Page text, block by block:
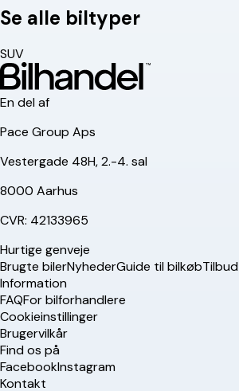
Se alle biltyper
SUV
En del af
Pace Group Aps
Vestergade 48H, 2.-4. sal
8000 Aarhus
CVR: 42133965
Hurtige genveje
Brugte bilerNyhederGuide til bilkøb
Information
FAQFor bilforhandlere
Cookieinstillinger
Brugervilkår
Find os på
FacebookInstagram
Kontakt